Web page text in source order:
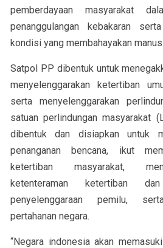
pemberdayaan masyarakat
penanggulangan kebakaran
kondisi yang membahayakan
Satpol PP dibentuk untuk
menyelenggarakan ketertiban
serta menyelenggarakan
satuan perlindungan masyarakat
dibentuk dan disiapkan untuk
penanganan bencana, ikut
ketertiban masyarakat,
ketenteraman ketertiban
penyelenggaraan pemilu,
pertahanan negara.
“Negara indonesia akan